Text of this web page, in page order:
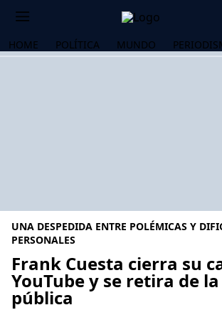
HOME POLÍTICA MUNDO
UNA DESPEDIDA ENTRE POLÉMICAS Y
PERSONALES
Frank Cuesta cierra su
YouTube y se retira de
pública